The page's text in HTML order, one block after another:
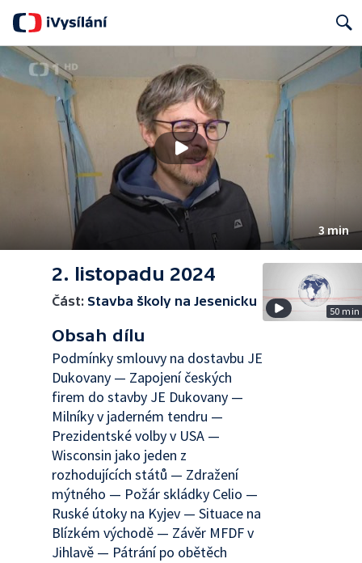
Search
3 min
2. listopadu 2024
Část: Stavba školy na Jesenicku
Obsah dílu
Podmínky smlouvy na dostavbu JE
Dukovany — Zapojení českých
firem do stavby JE Dukovany —
Milníky v jaderném tendru —
Prezidentské volby v USA —
Wisconsin jako jeden z
rozhodujících států — Zdražení
mýtného — Požár skládky Celio —
Ruské útoky na Kyjev — Situace na
Blízkém východě — Závěr MFDF v
Jihlavě — Pátrání po obětěch
50 min